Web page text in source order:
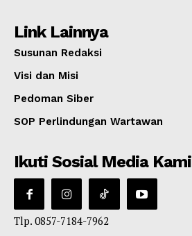
Link Lainnya
Susunan Redaksi
Visi dan Misi
Pedoman Siber
SOP Perlindungan Wartawan
Ikuti Sosial Media Kami
Tlp. 0857-7184-7962